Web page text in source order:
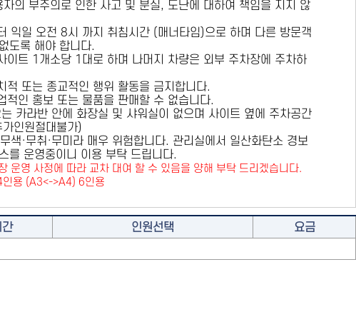
의 부주의로 인한 사고 및 분실, 도난에 대하여 책임을 지지 않
익일 오전 8시 까지 취침시간 (매너타임)으로 하며 다른 방문객
도록 해야 합니다.
이트 1개소당 1대로 하며 나머지 차량은 외부 주차장에 주차하
적 또는 종교적인 행위 활동을 금지합니다.
적인 홍보 또는 물품을 판매할 수 없습니다.
카라반 안에 화장실 및 샤워실이 없으며 사이트 옆에 주차공간
인원절대불가)
색·무취·무미라 매우 위험합니다. 관리실에서 일산화탄소 경보
를 운영중이니 이용 부탁 드립니다.
운영 사정에 따라 교차 대여 할 수 있음을 양해 부탁 드리겠습니다.
용 (A3<->A4) 6인용
간 인원선택
요금